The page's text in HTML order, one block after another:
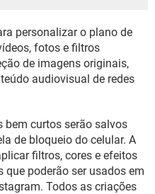
GMAIL
personalizar o plano de
fotos e filtros
de imagens originais,
audiovisual de redes
bem curtos serão salvos
de bloqueio do celular. A
filtros, cores e efeitos
poderão ser usados em
Todos as criações